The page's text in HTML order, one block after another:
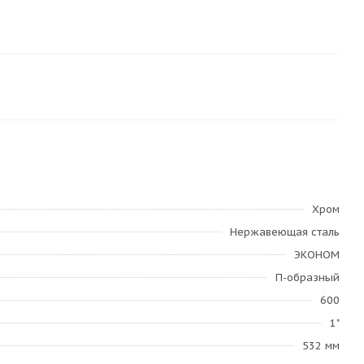
Хром
Нержавеющая сталь
ЭКОНОМ
П-образный
600
1"
532 мм